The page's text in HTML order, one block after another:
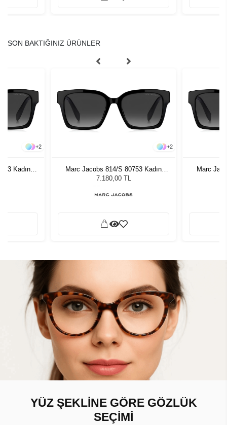
SON BAKTIĞINIZ ÜRÜNLER
+2
Kadın
+2
Marc Jacobs 814/S 80753 Kadın
Güneş Gözlüğü
7.180,00 TL
Marc
YÜZ ŞEKLİNE GÖRE GÖZLÜK
SEÇİMİ